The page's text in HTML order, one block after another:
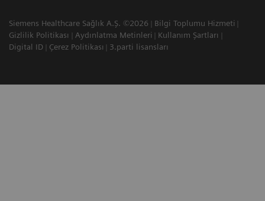
Siemens Healthcare Sağlık A.Ş. ©2026
Bilgi Toplumu Hizmeti
Gizlilik Politikası
Aydınlatma Metinleri
Kullanım Şartları
Digital ID
Çerez Politikası 3.parti lisansları